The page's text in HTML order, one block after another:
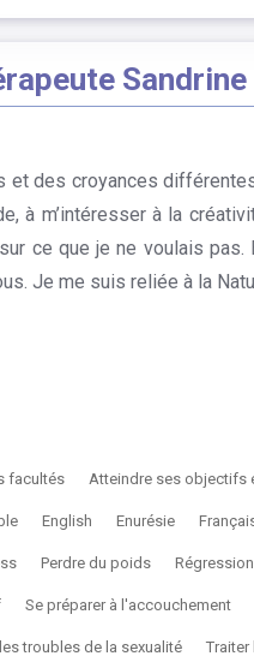
et des croyances
à m’intéresser à la
ce que je ne voulais
Je me suis reliée à la
facultés Atteindre ses objectifs
English Enurésie
Perdre du poids Régression
Se préparer à l'accouchement
troubles de la sexualité